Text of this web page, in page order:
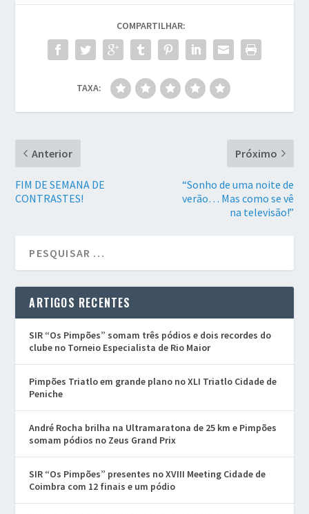
COMPARTILHAR:
TAXA:
Anterior
FIM DE SEMANA DE
CONTRASTES!
Próximo
“Sonho de uma noite de
verão… Mas como se vê
na televisão!”
ARTIGOS RECENTES
SIR “Os Pimpões” somam três pódios e dois recordes do
clube no Torneio Especialista de Rio Maior
Pimpões Triatlo em grande plano no XLI Triatlo Cidade de
Peniche
André Rocha brilha na Ultramaratona de 25 km e Pimpões
somam pódios no Zeus Grand Prix
SIR “Os Pimpões” presentes no XVIII Meeting Cidade de
Coimbra com 12 finais e um pódio